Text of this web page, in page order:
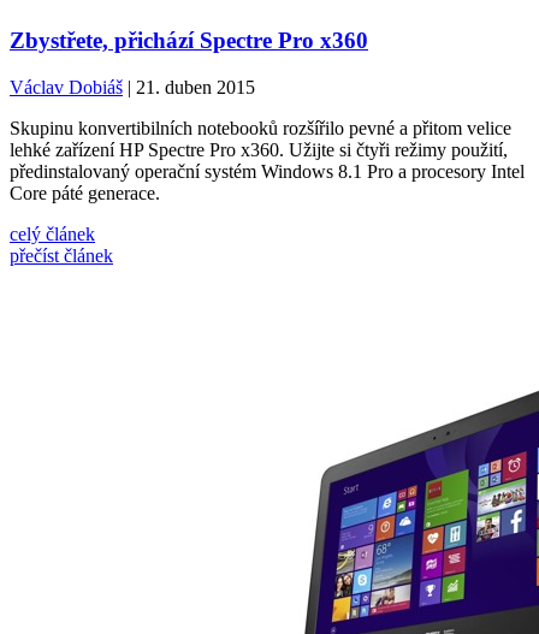
Zbystřete, přichází Spectre Pro x360
Václav Dobiáš | 21. duben 2015
Skupinu konvertibilních notebooků rozšířilo pevné a přitom velice
lehké zařízení HP Spectre Pro x360. Užijte si čtyři režimy použití,
předinstalovaný operační systém Windows 8.1 Pro a procesory Intel
Core páté generace.
celý článek
přečíst článek